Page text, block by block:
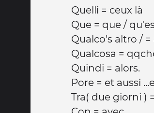
Quelli = ceux là
Que = que /
Qualco's altro /
Qualcosa =
Quindi = alors.
Pore = et aussi
Tra( due giorni )